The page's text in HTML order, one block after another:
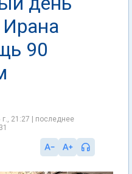
90
21:27 | последнее